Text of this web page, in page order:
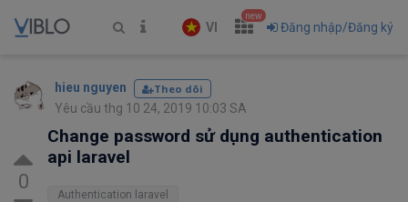
VI
new
Đăng nhập/Đăng ký
hieu nguyen Theo dõi
Yêu cầu thg 10 24, 2019 10:03 SA
0
Change password sử dụng authentication
api laravel
Authentication laravel